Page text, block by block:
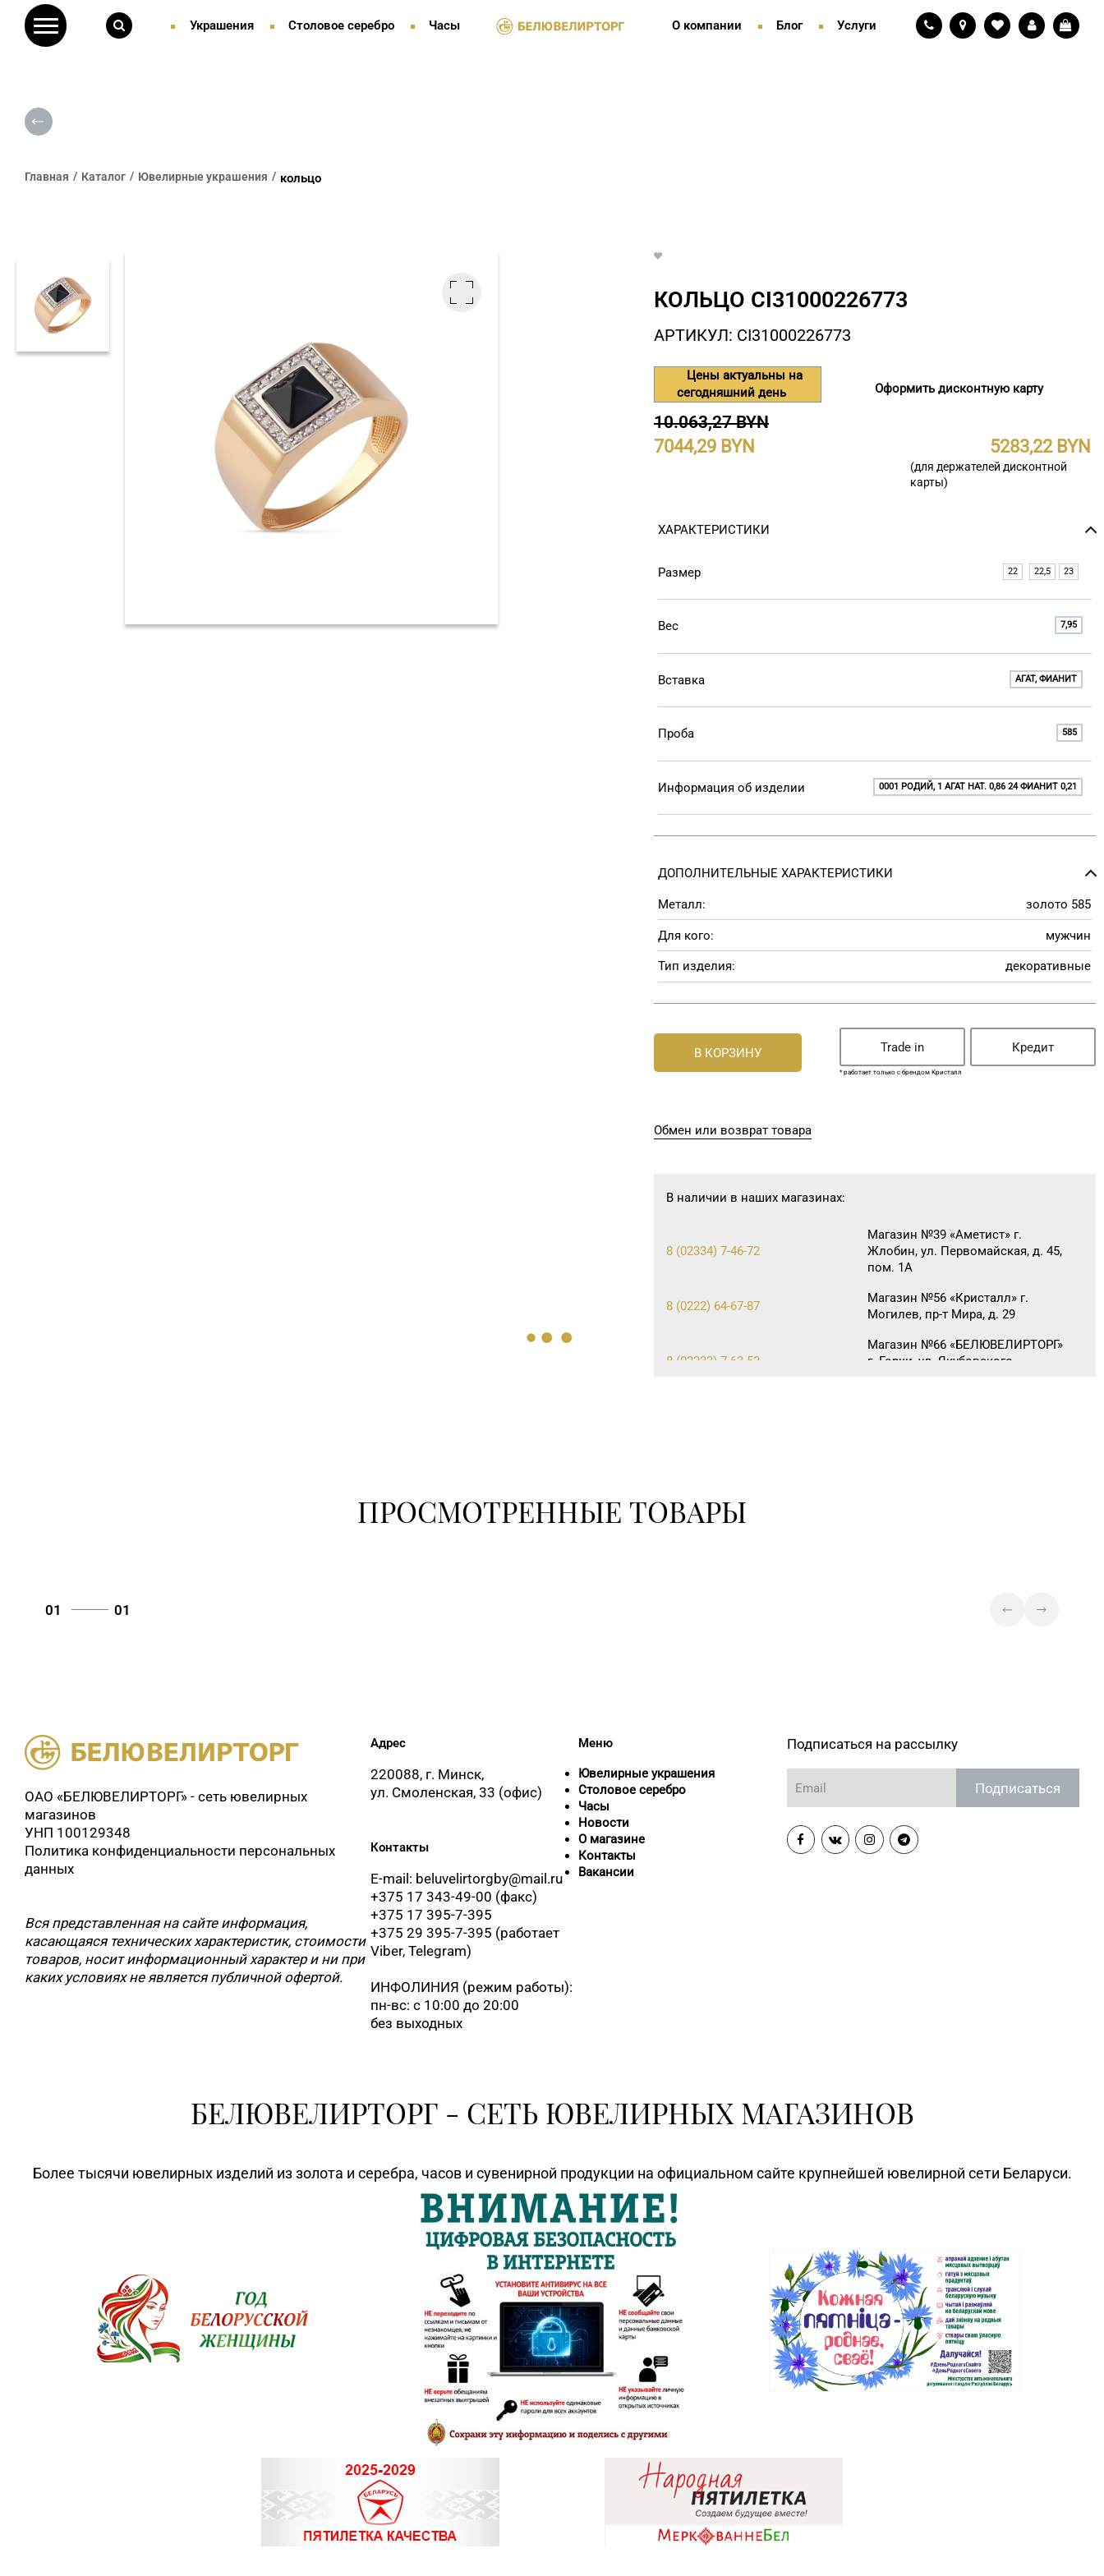
Украшения Столовое серебро Часы О компании Блог Услуги
Главная Каталог Ювелирные украшения кольцо
КОЛЬЦО СI31000226773
АРТИКУЛ: СI31000226773
Цены актуальны на
сегодняшний день
Оформить дисконтную карту
10.063,27 BYN
7044,29 5283,22
(для держателей дисконтной
карты)
ХАРАКТЕРИСТИКИ
Размер 22 22,5 23
Вес 7,95
Вставка АГАТ, ФИАНИТ
Проба 585
Информация об изделии 0001 РОДИЙ, 1 АГАТ НАТ. 0,86 24 ФИАНИТ 0,21
ДОПОЛНИТЕЛЬНЫЕ ХАРАКТЕРИСТИКИ
Металл: золото 585
Для кого: мужчин
Тип изделия: декоративные
В КОРЗИНУ Trade in Кредит
* работает только с брендом Кристалл
Обмен или возврат товара
В наличии в наших магазинах:
8 (02334) 7-46-72
Магазин №39 «Аметист» г.
Жлобин, ул. Первомайская, д. 45,
пом. 1А
8 (0222) 64-67-87
Магазин №56 «Кристалл» г.
Могилев, пр-т Мира, д. 29
8 (02233) 7-63-53
Магазин №66 «БЕЛЮВЕЛИРТОРГ»
г. Горки, ул. Якубовского,
ПРОСМОТРЕННЫЕ ТОВАРЫ
01 01
ОАО «БЕЛЮВЕЛИРТОРГ» - сеть ювелирных
магазинов
УНП 100129348
Политика конфиденциальности персональных
данных
Вся представленная на сайте информация,
касающаяся технических характеристик, стоимости
товаров, носит информационный характер и ни при
каких условиях не является публичной офертой.
Адрес
220088, г. Минск,
ул. Смоленская, 33 (офис)
Контакты
E-mail: beluvelirtorgby@mail.ru
+375 17 343-49-00 (факс)
+375 17 395-7-395
+375 29 395-7-395 (работает
Viber, Telegram)
ИНФОЛИНИЯ (режим работы):
пн-вс: с 10:00 до 20:00
без выходных
Меню
Ювелирные украшения
Столовое серебро
Часы
Новости
О магазине
Контакты
Вакансии
Подписаться на рассылку
Подписаться
БЕЛЮВЕЛИРТОРГ - СЕТЬ ЮВЕЛИРНЫХ МАГАЗИНОВ
Более тысячи ювелирных изделий из золота и серебра, часов и сувенирной продукции на официальном сайте крупнейшей ювелирной сети Беларуси.